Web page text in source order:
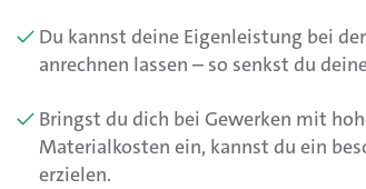
Du kannst deine Eigenleistung bei
anrechnen lassen – so senkst du
Bringst du dich bei Gewerken mit
Materialkosten ein, kannst du ein
erzielen.